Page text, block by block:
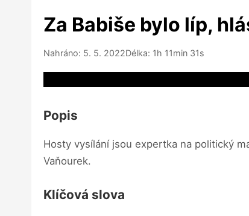
Za Babiše bylo líp,
Nahráno: 5. 5. 2022Délka: 1h 11min 31s
Popis
Hosty vysílání jsou expertka na politický
Vaňourek.
Klíčová slova